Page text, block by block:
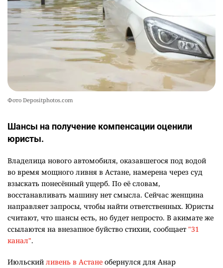
2381 3 20
Фото Depositphotos.com
Шансы на получение компенсации оценили
юристы.
Владелица нового автомобиля, оказавшегося под водой
во время мощного ливня в Астане, намерена через суд
взыскать понесённый ущерб. По её словам,
восстанавливать машину нет смысла. Сейчас женщина
направляет запросы, чтобы найти ответственных. Юристы
считают, что шансы есть, но будет непросто. В акимате же
ссылаются на внезапное буйство стихии, сообщает "31
канал".
Июльский ливень в Астане обернулся для Анар